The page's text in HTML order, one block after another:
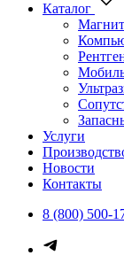
Каталог
Услуги
Новости
Контакты
8 (800) 500-